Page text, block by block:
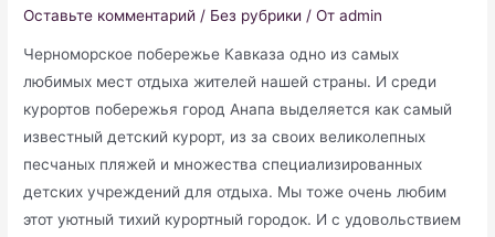
Оставьте комментарий / Без рубрики / От admin
Черноморское побережье Кавказа одно из самых
любимых мест отдыха жителей нашей страны. И среди
курортов побережья город Анапа выделяется как самый
известный детский курорт, из за своих великолепных
песчаных пляжей и множества специализированных
детских учреждений для отдыха. Мы тоже очень любим
этот уютный тихий курортный городок. И с удовольствием